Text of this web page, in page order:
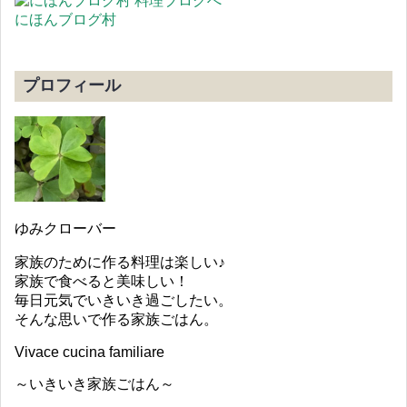
にほんブログ村
プロフィール
ゆみクローバー
家族のために作る料理は楽しい♪
家族で食べると美味しい！
毎日元気でいきいき過ごしたい。
そんな思いで作る家族ごはん。
Vivace cucina familiare
～いきいき家族ごはん～